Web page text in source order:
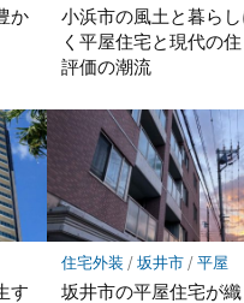
か
小浜市の風土と暮ら
く平屋住宅と現代の
評価の潮流
す
住宅外装 /坂井市/平屋
坂井市の平屋住宅が